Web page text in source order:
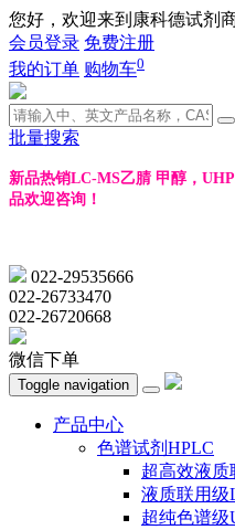
您好，欢迎来到康科德试剂
会员登录 免费注册
我的订单 购物车0
批量搜索
新品热销LC-MS乙腈 甲醇，
品欢迎咨询！
022-29535666
022-26733470
022-26720668
微信下单
Toggle navigation
产品中心
色谱试剂HPLC
超高效液质
液质联用级
超纯色谱级